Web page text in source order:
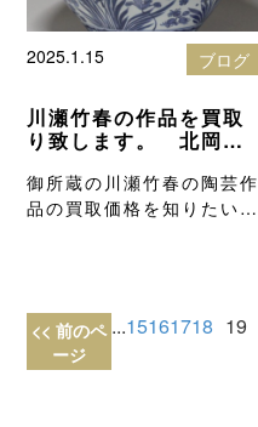
2025.1.15 ブログ
川瀬竹春の作品を買取
り致します。 北岡技
ログ
御所蔵の川瀬竹春の陶芸作
品の買取価格を知りたい方
<< 前のペ
ージ
...15161718 19